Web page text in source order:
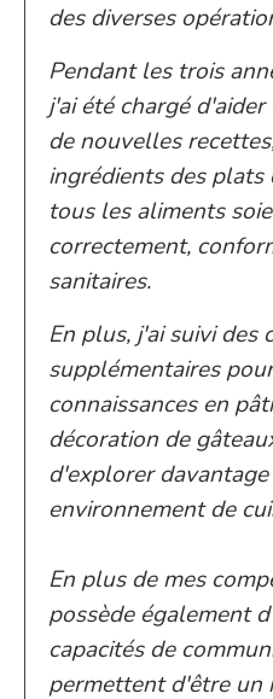
des diverses
Pendant les trois
j'ai été chargé
de nouvelles
ingrédients des plats
tous les aliments
correctement,
sanitaires.
En plus, j'ai suivi des
supplémentaires
connaissances en
décoration de
d'explorer
environnement de
En plus de mes
possède également
capacités de
permettent d'être un